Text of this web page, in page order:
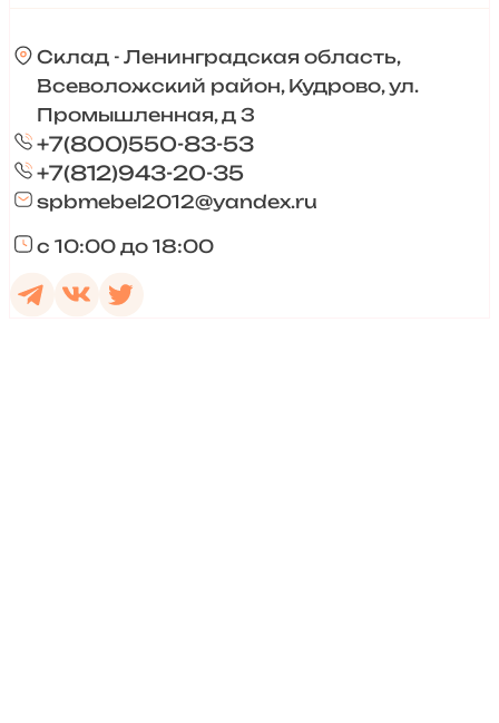
Склад - Ленинградская область,
Всеволожский район, Кудрово, ул.
Промышленная, д 3
+7(800)550-83-53
+7(812)943-20-35
spbmebel2012@yandex.ru
с 10:00 до 18:00